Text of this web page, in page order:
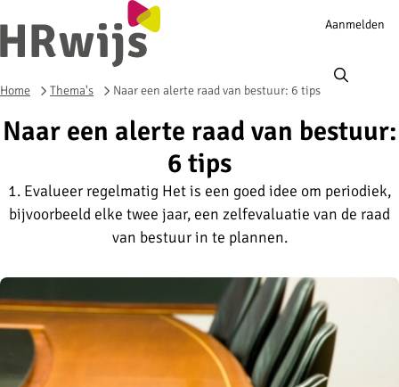
Account
Aanmelden
Home Thema's Naar een alerte raad van bestuur: 6 tips
Naar een alerte raad van bestuur:
6 tips
1. Evalueer regelmatig Het is een goed idee om periodiek,
bijvoorbeeld elke twee jaar, een zelfevaluatie van de raad
van bestuur in te plannen.